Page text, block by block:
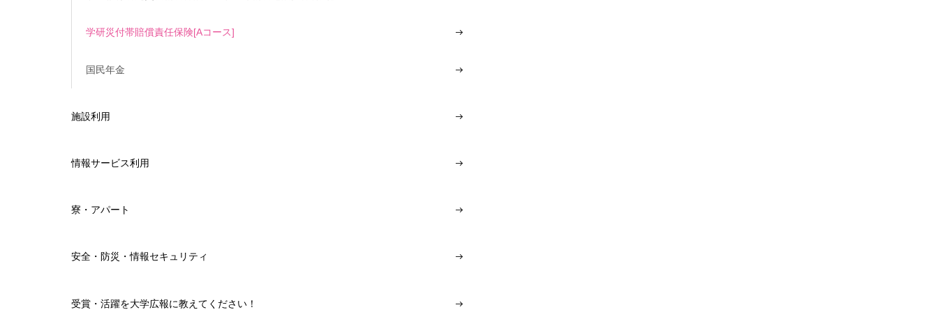
学研災付帯賠償責任保険[Aコース]
国民年金
施設利用
情報サービス利用
寮・アパート
安全・防災・情報セキュリティ
受賞・活躍を大学広報に教えてください！